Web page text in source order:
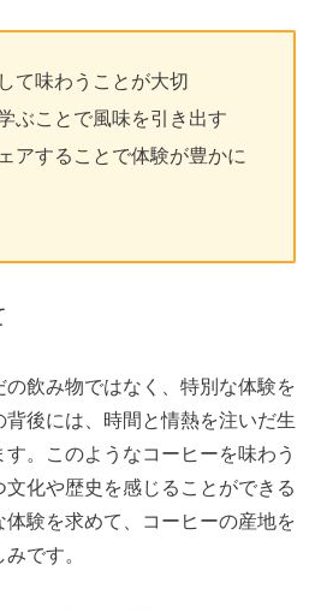
て味わうことが大切
ぶことで風味を引き出す
アすることで体験が豊かに
飲み物ではなく、特別な体験を
後には、時間と情熱を注いだ生
。このようなコーヒーを味わう
化や歴史を感じることができる
験を求めて、コーヒーの産地を
です。